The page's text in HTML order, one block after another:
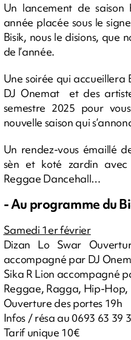
Un lancement de
année placée sous le
Bisik, nous le disions, que
de l’année.
Une soirée qui accueillera
DJ Onemat et des
semestre 2025 pour
nouvelle saison qui
Un rendez-vous émaillé
sèn et koté zardin
Reggae Dancehall…
- Au programme du
Samedi 1er février
Dizan Lo Swar
accompagné par DJ
Sika R Lion accompagné
Reggae, Ragga, Hip-Hop,
Ouverture des portes 19h
Infos / résa au 0693 63 39
Tarif unique 10€